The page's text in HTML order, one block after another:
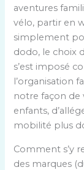
aventures
vélo, partir en
simplement
dodo, le choix
s’est imposé
l’organisation
notre façon de
enfants,
mobilité plus
Comment s’y
des marques